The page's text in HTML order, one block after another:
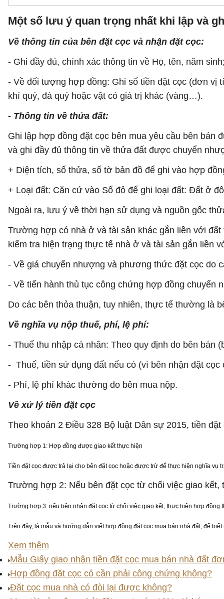
Một số lưu ý quan trọng nhất khi lập và
Về thông tin của bên đặt cọc và nhận đặt cọc:
- Ghi đầy đủ, chính xác thông tin về Họ, tên, năm
- Về đối tượng hợp đồng: Ghi số tiền đặt cọc (đơn vị
khí quý, đá quý hoặc vật có giá trị khác (vàng…).
- Thông tin về thửa đất:
Ghi lập hợp đồng đặt cọc bên mua yêu cầu bên bán
và ghi đầy đủ thông tin về thửa đất được chuyển
+ Diện tích, số thửa, số tờ bản đồ để ghi vào hợp
+ Loại đất: Căn cứ vào Sổ đỏ để ghi loại đất: Đất ở
Ngoài ra, lưu ý về thời hạn sử dụng và nguồn gốc
Trường hợp có nhà ở và tài sản khác gắn liền với
kiểm tra hiện trạng thực tế nhà ở và tài sản gắn liền
- Về giá chuyển nhượng và phương thức đặt cọc do
- Về tiến hành thủ tục công chứng hợp đồng chuyển
Do các bên thỏa thuận, tuy nhiên, thực tế thường là
Về nghĩa vụ nộp thuế, phí, lệ phí:
- Thuế thu nhập cá nhân: Theo quy định do bên bán
- Thuế, tiền sử dụng đất nếu có (vì bên nhận đặt
- Phí, lệ phí khác thường do bên mua nộp.
Về xử lý tiền đặt cọc
Theo khoản 2 Điều 328 Bộ luật Dân sự 2015, tiền
Trường hợp 1: Hợp đồng được giao kết thực hiện
Tiền đặt cọc được trả lại cho bên đặt cọc hoặc được trừ để thực hiện nghĩa vụ
Trường hợp 2: Nếu bên đặt cọc từ chối việc giao
Trường hợp 3: nếu bên nhận đặt cọc từ chối việc giao kết, thực hiện hợp
Trên đây, là mẫu và hướng dẫn viết hợp đồng đặt cọc mua bán nhà đất, để
Xem thêm
Mẫu Giấy giao nhận tiền đặt cọc mua bán nhà đất
Hợp đồng đặt cọc có cần phải công chứng không?
Đặt cọc mua nhà có đòi lại được không?